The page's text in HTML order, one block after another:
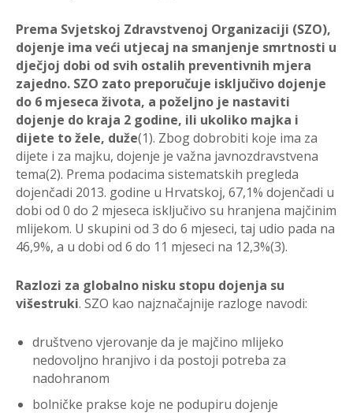
Prema Svjetskoj Zdravstvenoj Organizaciji (SZO),
dojenje ima veći utjecaj na smanjenje smrtnosti u
dječjoj dobi od svih ostalih preventivnih mjera
zajedno. SZO zato preporučuje isključivo dojenje
do 6 mjeseca života, a poželjno je nastaviti
dojenje do kraja 2 godine, ili ukoliko majka i
dijete to žele, duže(1). Zbog dobrobiti koje ima za
dijete i za majku, dojenje je važna javnozdravstvena
tema(2). Prema podacima sistematskih pregleda
dojenčadi 2013. godine u Hrvatskoj, 67,1% dojenčadi u
dobi od 0 do 2 mjeseca isključivo su hranjena majčinim
mlijekom. U skupini od 3 do 6 mjeseci, taj udio pada na
46,9%, a u dobi od 6 do 11 mjeseci na 12,3%(3).
Razlozi za globalno nisku stopu dojenja su
višestruki. SZO kao najznačajnije razloge navodi:
društveno vjerovanje da je majčino mlijeko
nedovoljno hranjivo i da postoji potreba za
nadohranom
bolničke prakse koje ne podupiru dojenje